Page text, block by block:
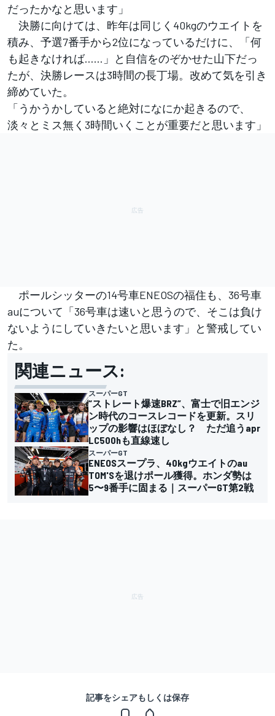
だったかなと思います」
決勝に向けては、昨年は同じく40kgのウエイトを
積み、予選7番手から2位になっているだけに、「何
も起きなければ……」と自信をのぞかせた山下だっ
たが、決勝レースは3時間の長丁場。改めて気を引き
締めていた。
「うかうかしていると絶対になにか起きるので、
淡々とミス無く3時間いくことが重要だと思います」
ポールシッターの14号車ENEOSの福住も、36号車
auについて「36号車は速いと思うので、そこは負け
ないようにしていきたいと思います」と警戒してい
た。
関連ニュース:
スーパーGT
“ストレート爆速BRZ”、富士で旧エンジ
ン時代のコースレコードを更新。スリ
ップの影響はほぼなし？ ただ追うapr
LC500hも直線速し
スーパーGT
ENEOSスープラ、40kgウエイトのau
TOM'Sを退けポール獲得。ホンダ勢は
5〜9番手に固まる｜スーパーGT第2戦
記事をシェアもしくは保存